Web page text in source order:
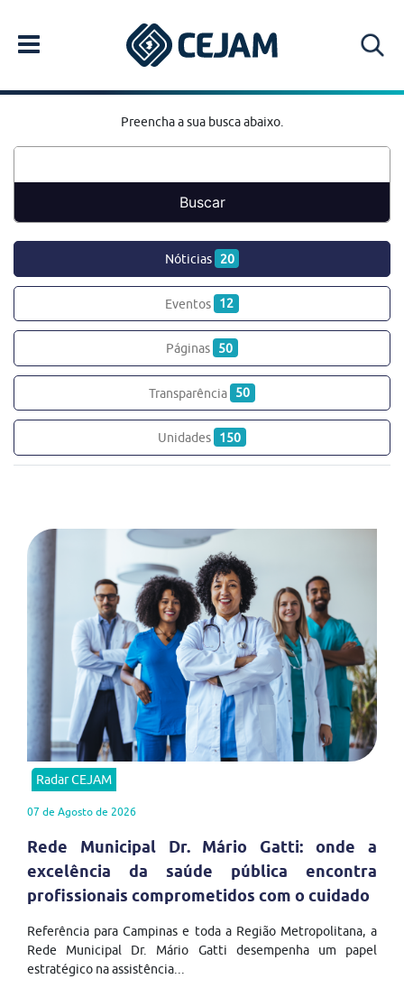
Preencha a sua busca abaixo.
Nóticias 20
Eventos 12
Páginas 50
Transparência 50
Unidades 150
Radar CEJAM
07 de Agosto de 2026
Rede Municipal Dr. Mário Gatti: onde a
excelência da saúde pública encontra
profissionais comprometidos com o cuidado
Referência para Campinas e toda a Região Metropolitana, a
Rede Municipal Dr. Mário Gatti desempenha um papel
estratégico na assistência...